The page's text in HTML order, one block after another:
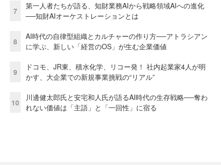
7
第一人者たちが語る、知財業務AIから戦略領域AIへの進化
──知財AIオーケストレーションとは
8
AI時代の自律型組織とカルチャーの作り方──アトラシアン
に学ぶ、新しい「経営のOS」が生む企業価値
9
ドコモ、JR東、積水化学、リコー発！ 社内起業家4人が明
かす、大企業での新規事業挑戦の“リアル”
10
川邊健太郎氏と安宅和人氏が語るAI時代の生存戦略──奪わ
れない価値は「主語」と「一回性」に宿る